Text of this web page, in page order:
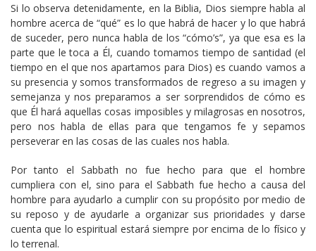
Si lo observa detenidamente, en la Biblia, Dios siempre habla al
hombre acerca de “qué” es lo que habrá de hacer y lo que habrá
de suceder, pero nunca habla de los “cómo’s”, ya que esa es la
parte que le toca a Él, cuando tomamos tiempo de santidad (el
tiempo en el que nos apartamos para Dios) es cuando vamos a
su presencia y somos transformados de regreso a su imagen y
semejanza y nos preparamos a ser sorprendidos de cómo es
que Él hará aquellas cosas imposibles y milagrosas en nosotros,
pero nos habla de ellas para que tengamos fe y sepamos
perseverar en las cosas de las cuales nos habla.
Por tanto el Sabbath no fue hecho para que el hombre
cumpliera con el, sino para el Sabbath fue hecho a causa del
hombre para ayudarlo a cumplir con su propósito por medio de
su reposo y de ayudarle a organizar sus prioridades y darse
cuenta que lo espiritual estará siempre por encima de lo físico y
lo terrenal.